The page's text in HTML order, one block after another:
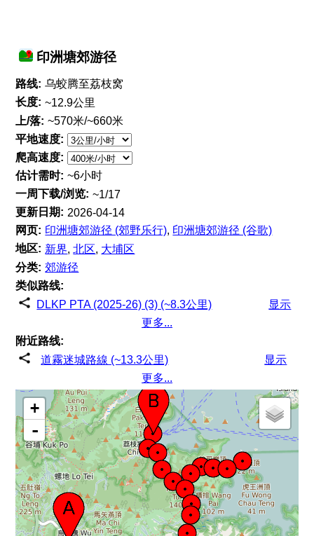
印洲塘郊游径
路线: 乌蛟腾至荔枝窝
长度: ~12.9公里
上/落: ~570米/~660米
平地速度:
爬高速度:
估计需时: ~6小时
一周下载/浏览: ~1/17
更新日期: 2026-04-14
网页: 印洲塘郊游径 (郊野乐行), 印洲塘郊游径 (谷歌)
地区: 新界,北区, 大埔区
分类: 郊游径
类似路线:
DLKP PTA (2025-26) (3) (~8.3公里)
显示
更多...
附近路线:
道霧迷城路線 (~13.3公里)
显示
更多...
+
-